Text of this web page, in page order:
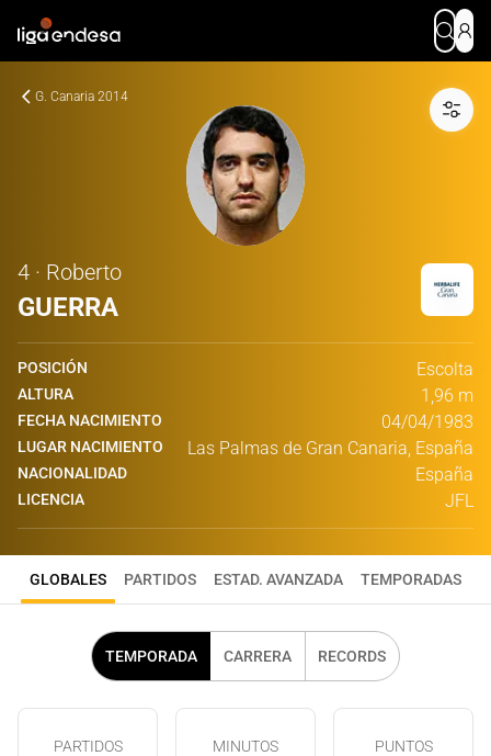
G. Canaria 2014
4 · Roberto
GUERRA
POSICIÓN Escolta
ALTURA 1,96 m
FECHA NACIMIENTO 04/04/1983
LUGAR NACIMIENTO Las Palmas de Gran Canaria, España
NACIONALIDAD España
LICENCIA JFL
GLOBALES PARTIDOS ESTAD. AVANZADA TEMPORADAS
TEMPORADA CARRERA RECORDS
PARTIDOS MINUTOS PUNTOS